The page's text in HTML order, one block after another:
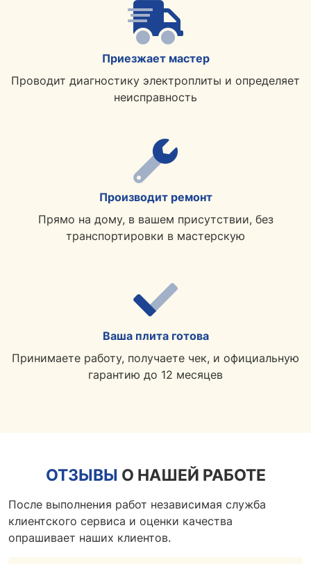
Приезжает мастер
Проводит диагностику электроплиты и определяет
неисправность
Производит ремонт
Прямо на дому, в вашем присутствии, без
транспортировки в мастерскую
Ваша плита готова
Принимаете работу, получаете чек, и официальную
гарантию до 12 месяцев
ОТЗЫВЫ О НАШЕЙ РАБОТЕ
После выполнения работ независимая служба
клиентского сервиса и оценки качества
опрашивает наших клиентов.